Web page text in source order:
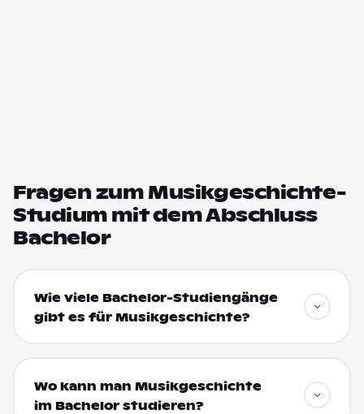
Fragen zum Musikgeschichte-
Studium mit dem Abschluss
Bachelor
Wie viele Bachelor-Studiengänge
gibt es für Musikgeschichte?
Wo kann man Musikgeschichte
im Bachelor studieren?